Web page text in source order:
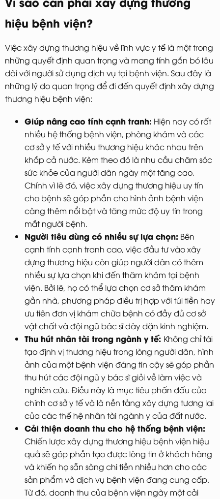
hiệu bệnh viện?
Việc xây dựng thương hiệu về lĩnh vực y tế là một trong
những quyết định quan trọng và mang tính gắn bó lâu
dài với người sử dụng dịch vụ tại bệnh viện. Sau đây là
những lý do quan trọng để đi đến quyết định xây dựng
thương hiệu bệnh viện:
Giúp nâng cao tính cạnh tranh: Hiện nay có rất
nhiều hệ thống bệnh viện, phòng khám và các
cơ sở y tế với nhiều thương hiệu khác nhau trên
khắp cả nước. Kèm theo đó là nhu cầu chăm sóc
sức khỏe của người dân ngày một tăng cao.
Chính vì lẽ đó, việc xây dựng thương hiệu uy tín
cho bệnh sẽ góp phần cho hình ảnh bệnh viện
càng thêm nổi bật và tăng mức độ uy tín trong
mắt người bệnh.
Người tiêu dùng có nhiều sự lựa chọn: Bên
cạnh tính cạnh tranh cao, việc đầu tư vào xây
dựng thương hiệu còn giúp người dân có thêm
nhiều sự lựa chọn khi đến thăm khám tại bệnh
viện. Bởi lẽ, họ có thể lựa chọn cơ sở thăm khám
gần nhà, phương pháp điều trị hợp với túi tiền hay
ưu tiên đơn vị khám chữa bệnh có đầy đủ cơ sở
vật chất và đội ngũ bác sĩ dày dặn kinh nghiệm.
Thu hút nhân tài trong ngành y tế: Không chỉ tái
tạo định vị thương hiệu trong lòng người dân, hình
ảnh của một bệnh viện đáng tin cậy sẽ góp phần
thu hút các đội ngũ y bác sĩ giỏi về làm việc và
nghiên cứu. Điều này là mục tiêu phấn đấu của
chính cơ sở y tế và là nền tảng xây dựng tương lai
của các thế hệ nhân tài ngành y của đất nước.
Cải thiện doanh thu cho hệ thống bệnh viện:
Chiến lược xây dựng thương hiệu bệnh viện hiệu
quả sẽ góp phần tạo được lòng tin ở khách hàng
và khiến họ sẵn sàng chi tiền nhiều hơn cho các
sản phẩm và dịch vụ bệnh viện đang cung cấp.
Từ đó, doanh thu của bệnh viện ngày một cải